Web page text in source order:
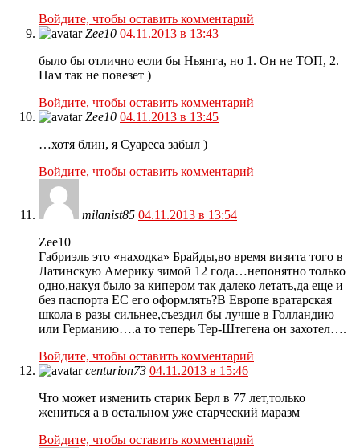
Войдите, чтобы оставить комментарий
Zee10 04.11.2013 в 13:43
было бы отлично если бы Ньянга, но 1. Он не ТОП, 2.
Нам так не повезет )
Войдите, чтобы оставить комментарий
Zee10 04.11.2013 в 13:45
…хотя блин, я Суареса забыл )
Войдите, чтобы оставить комментарий
milanist85 04.11.2013 в 13:54
Zee10
Габриэль это «находка» Брайды,во время визита того в
Латинскую Америку зимой 12 года…непонятно только
одно,накуя было за кипером так далеко летать,да еще и
без паспорта ЕС его оформлять?В Европе вратарская
школа в разы сильнее,съездил бы лучше в Голландию
или Германию….а то теперь Тер-Штегена он захотел….
Войдите, чтобы оставить комментарий
centurion73 04.11.2013 в 15:46
Что может изменить старик Берл в 77 лет,только
жениться а в остальном уже старческий маразм
Войдите, чтобы оставить комментарий